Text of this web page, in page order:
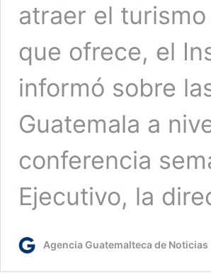
atraer el
que ofrece, el
informó sobre
Guatemala a
conferencia
Ejecutivo, la
Agencia Guatemalteca de Noticias